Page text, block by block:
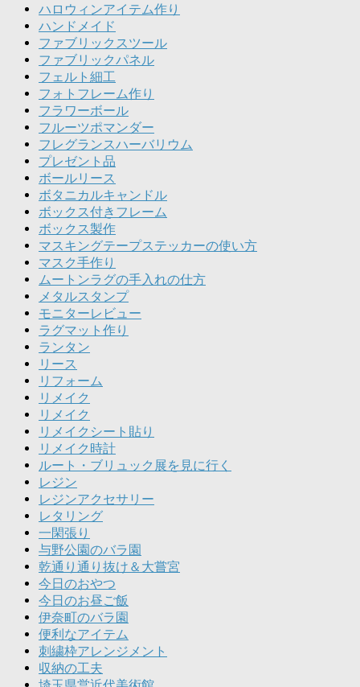
ハロウィンアイテム作り
ハンドメイド
ファブリックスツール
ファブリックパネル
フェルト細工
フォトフレーム作り
フラワーボール
フルーツポマンダー
フレグランスハーバリウム
プレゼント品
ボールリース
ボタニカルキャンドル
ボックス付きフレーム
ボックス製作
マスキングテープステッカーの使い方
マスク手作り
ムートンラグの手入れの仕方
メタルスタンプ
モニターレビュー
ラグマット作り
ランタン
リース
リフォーム
リメイク
リメイク
リメイクシート貼り
リメイク時計
ルート・ブリュック展を見に行く
レジン
レジンアクセサリー
レタリング
一閑張り
与野公園のバラ園
乾通り通り抜け＆大嘗宮
今日のおやつ
今日のお昼ご飯
伊奈町のバラ園
便利なアイテム
刺繍枠アレンジメント
収納の工夫